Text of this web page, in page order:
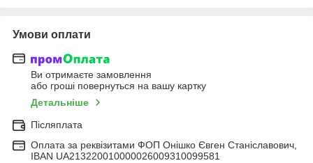
Умови оплати
Ви отримаєте замовлення
або гроші повернуться на вашу картку
Детальніше
Післяплата
Оплата за реквізитами ФОП Онішко Євген Станіславович,
IBAN UA213220010000026009310099581